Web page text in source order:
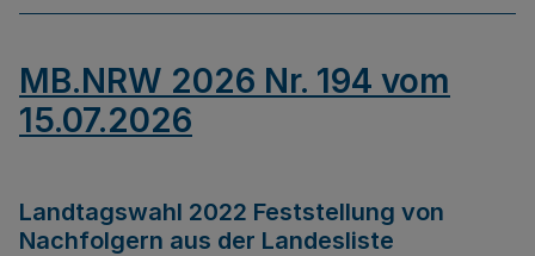
MB.NRW 2026 Nr. 194 vom
15.07.2026
Landtagswahl 2022 Feststellung von
Nachfolgern aus der Landesliste